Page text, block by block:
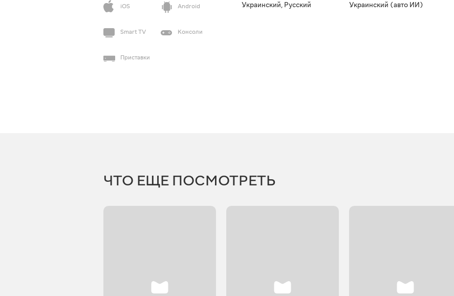
iOS
Android
Smart TV Консоли
Приставки
Украинский, Русский Украинский (авто ИИ)
ЧТО ЕЩЕ ПОСМОТРЕТЬ